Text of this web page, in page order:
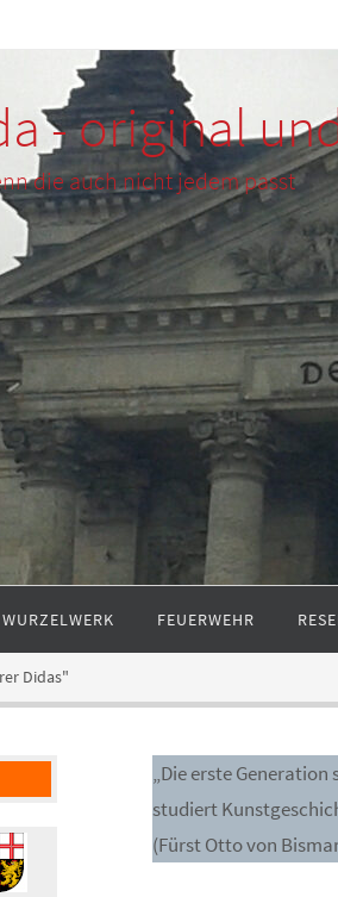
- original
die auch nicht jedem passt
WURZELWERK FEUERWEHR
Didas"
„Die erste
studiert
(Fürst Otto von